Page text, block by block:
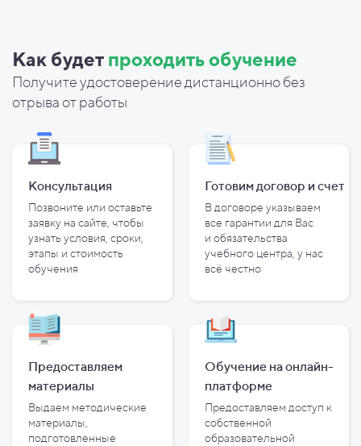
Как будет проходить обучение
Получите удостоверение дистанционно без
отрыва от работы
Консультация
Позвоните или оставьте
заявку на сайте, чтобы
узнать условия, сроки,
этапы и стоимость
обучения
Готовим договор и счет
В договоре указываем
все гарантии для Вас
и обязательства
учебного центра, у нас
всё честно
Предоставляем
материалы
Выдаем методические
материалы,
подготовленные
Обучение на онлайн-
платформе
Предоставляем доступ к
собственной
образовательной